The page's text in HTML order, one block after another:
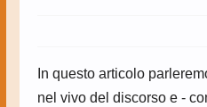
In questo articolo
nel vivo del discorso e -